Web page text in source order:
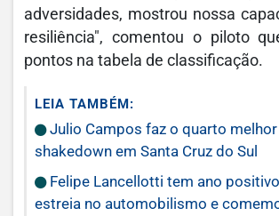
adversidades, mostrou nossa
resiliência", comentou o piloto
pontos na tabela de classificação.
LEIA TAMBÉM:
Julio Campos faz o quarto
shakedown em Santa Cruz do Sul
Felipe Lancellotti tem ano
estreia no automobilismo e